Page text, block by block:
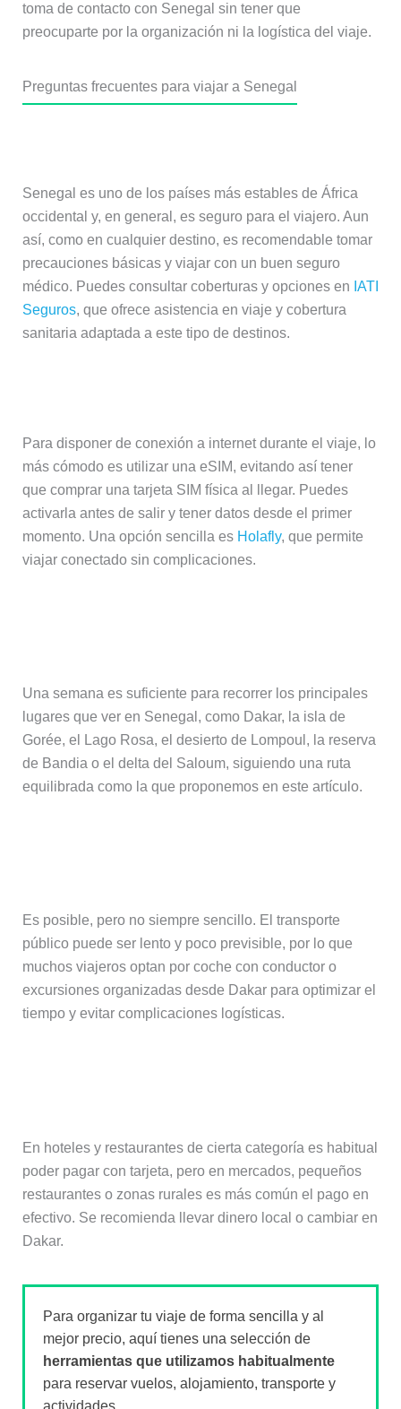
toma de contacto con Senegal sin tener que
preocuparte por la organización ni la logística del viaje.
Preguntas frecuentes para viajar a Senegal
Senegal es uno de los países más estables de África
occidental y, en general, es seguro para el viajero. Aun
así, como en cualquier destino, es recomendable tomar
precauciones básicas y viajar con un buen seguro
médico. Puedes consultar coberturas y opciones en IATI
Seguros, que ofrece asistencia en viaje y cobertura
sanitaria adaptada a este tipo de destinos.
Para disponer de conexión a internet durante el viaje, lo
más cómodo es utilizar una eSIM, evitando así tener
que comprar una tarjeta SIM física al llegar. Puedes
activarla antes de salir y tener datos desde el primer
momento. Una opción sencilla es Holafly, que permite
viajar conectado sin complicaciones.
Una semana es suficiente para recorrer los principales
lugares que ver en Senegal, como Dakar, la isla de
Gorée, el Lago Rosa, el desierto de Lompoul, la reserva
de Bandia o el delta del Saloum, siguiendo una ruta
equilibrada como la que proponemos en este artículo.
Es posible, pero no siempre sencillo. El transporte
público puede ser lento y poco previsible, por lo que
muchos viajeros optan por coche con conductor o
excursiones organizadas desde Dakar para optimizar el
tiempo y evitar complicaciones logísticas.
En hoteles y restaurantes de cierta categoría es habitual
poder pagar con tarjeta, pero en mercados, pequeños
restaurantes o zonas rurales es más común el pago en
efectivo. Se recomienda llevar dinero local o cambiar en
Dakar.
Para organizar tu viaje de forma sencilla y al
mejor precio, aquí tienes una selección de
herramientas que utilizamos habitualmente
para reservar vuelos, alojamiento, transporte y
actividades.